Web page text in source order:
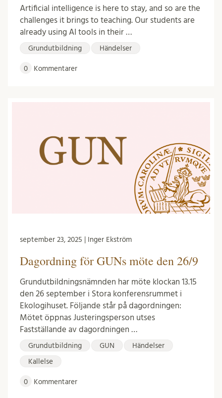
Artificial intelligence is here to stay, and so are the
challenges it brings to teaching. Our students are
already using AI tools in their …
Grundutbildning Händelser
0 Kommentarer
september 23, 2025 | Inger Ekström
Dagordning för GUNs möte den 26/9
Grundutbildningsnämnden har möte klockan 13.15
den 26 september i Stora konferensrummet i
Ekologihuset. Följande står på dagordningen:
Mötet öppnas Justeringsperson utses
Fastställande av dagordningen …
Grundutbildning GUN Händelser
Kallelse
0 Kommentarer